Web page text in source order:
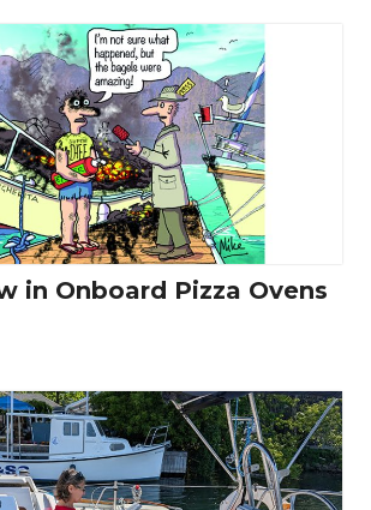
in Onboard Pizza Ovens